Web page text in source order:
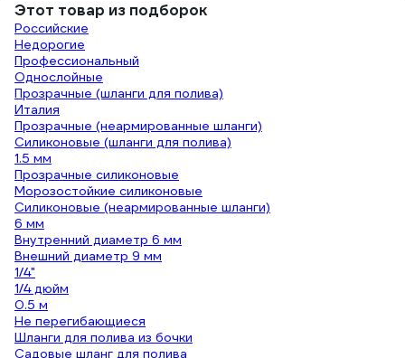
Этот товар из подборок
Российские
Недорогие
Профессиональный
Однослойные
Прозрачные (шланги для полива)
Италия
Прозрачные (неармированные шланги)
Силиконовые (шланги для полива)
1.5 мм
Прозрачные силиконовые
Морозостойкие силиконовые
Силиконовые (неармированные шланги)
6 мм
Внутренний диаметр 6 мм
Внешний диаметр 9 мм
1/4"
1/4 дюйм
0.5 м
Не перегибающиеся
Шланги для полива из бочки
Садовые шланг для полива